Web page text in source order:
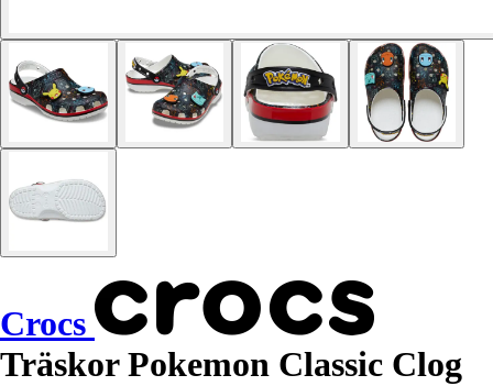
Crocs
Träskor Pokemon Classic Clog